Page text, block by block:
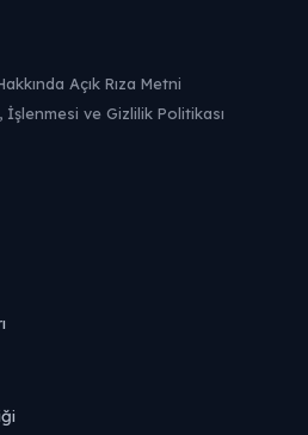
Açık Rıza Metni
İşlenmesi ve Gizlilik Politikası